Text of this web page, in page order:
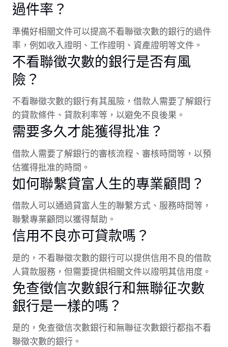
過件率？
準備好相關文件可以提高不看聯徵次數的銀行的過件
率，例如收入證明、工作證明、資產證明等文件。
不看聯徵次數的銀行是否有風
險？
不看聯徵次數的銀行有其風險，借款人需要了解銀行
的貸款條件、貸款利率等，以避免不良後果。
需要多久才能獲得批准？
借款人需要了解銀行的審核流程、審核時間等，以預
估獲得批准的時間。
如何聯繫貸富人生的專業顧問？
借款人可以通過貸富人生的聯繫方式、服務時間等，
聯繫專業顧問以獲得幫助。
信用不良亦可貸款嗎？
是的，不看聯徵次數的銀行可以提供信用不良的借款
人貸款服務，但需要提供相關文件以證明其信用度。
免查徵信次數銀行和無聯征次數
銀行是一樣的嗎？
是的，免查徵信次數銀行和無聯征次數銀行都指不看
聯徵次數的銀行。